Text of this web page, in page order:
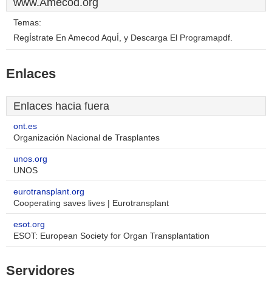
www.Amecod.org
Temas:
RegÍstrate En Amecod AquÍ, y Descarga El Programapdf.
Enlaces
Enlaces hacia fuera
ont.es
Organización Nacional de Trasplantes
unos.org
UNOS
eurotransplant.org
Cooperating saves lives | Eurotransplant
esot.org
ESOT: European Society for Organ Transplantation
Servidores